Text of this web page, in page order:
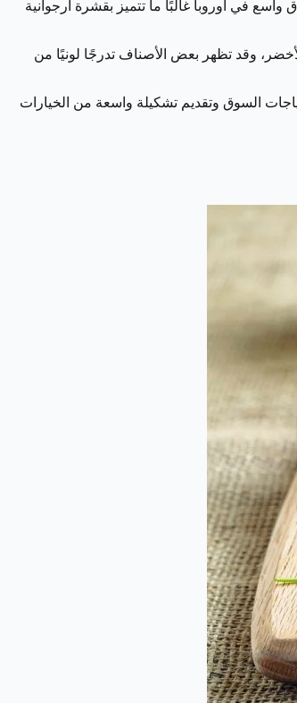
في أوروبا غالبًا ما تتميز بقشرة أرجوانية
وقد تظهر بعض الأصناف تدرجًا لونيًا من
السوق وتقديم تشكيلة واسعة من الخيارات